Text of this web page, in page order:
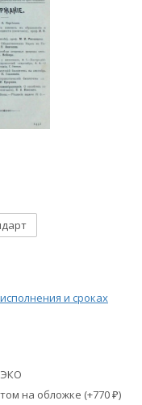
и сроках
на обложке (+770 ₽)